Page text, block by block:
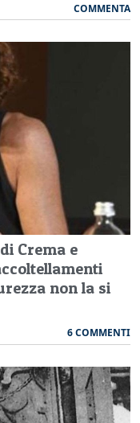
COMMENTA
Crema e
non la si
6 COMMENTI